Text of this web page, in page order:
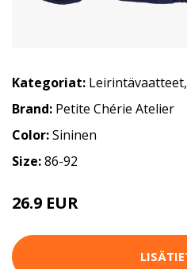
Kategoriat: Leirintävaatteet,
Brand: Petite Chérie Atelier
Color:Sininen
Size:86-92
26.9 EUR